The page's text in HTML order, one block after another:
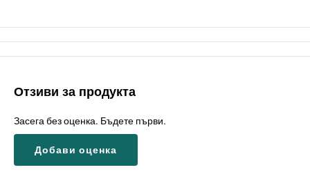
Отзиви за продукта
Засега без оценка. Бъдете първи.
Добави оценка